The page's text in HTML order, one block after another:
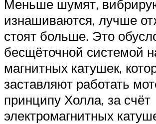
Меньше шумят,
изнашиваются, лучше
стоят больше. Это
бесщёточной системой
магнитных катушек,
заставляют работать
принципу Холла, за счёт
электромагнитных